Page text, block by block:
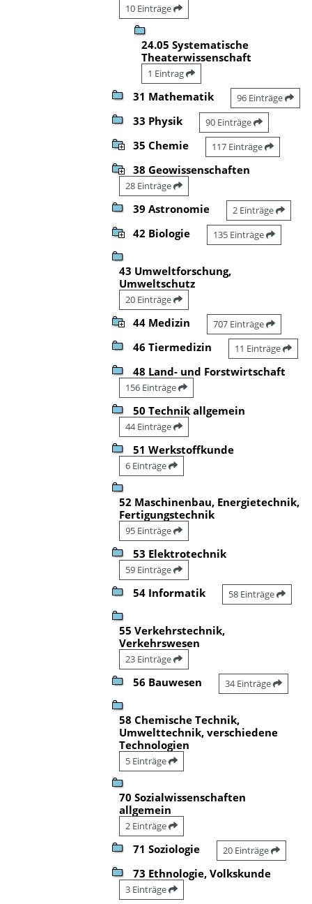
10 Einträge
24.05 Systematische
Theaterwissenschaft
1 Eintrag
31 Mathematik 96 Einträge
33 Physik 90 Einträge
35 Chemie 117 Einträge
38 Geowissenschaften
28 Einträge
39 Astronomie 2 Einträge
42 Biologie 135 Einträge
43 Umweltforschung,
Umweltschutz
20 Einträge
44 Medizin 707 Einträge
46 Tiermedizin 11 Einträge
48 Land- und Forstwirtschaft
156 Einträge
50 Technik allgemein
44 Einträge
51 Werkstoffkunde
6 Einträge
52 Maschinenbau, Energietechnik,
Fertigungstechnik
95 Einträge
53 Elektrotechnik
59 Einträge
54 Informatik 58 Einträge
55 Verkehrstechnik,
Verkehrswesen
23 Einträge
56 Bauwesen 34 Einträge
58 Chemische Technik,
Umwelttechnik, verschiedene
Technologien
5 Einträge
70 Sozialwissenschaften
allgemein
2 Einträge
71 Soziologie 20 Einträge
73 Ethnologie, Volkskunde
3 Einträge